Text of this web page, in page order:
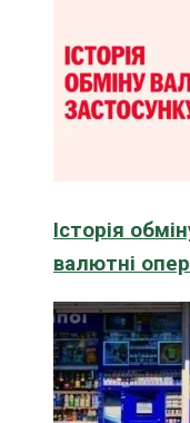
Історія
валютні